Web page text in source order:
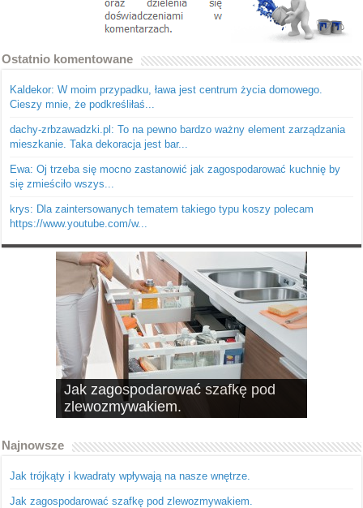
Ostatnio komentowane
Kaldekor: W moim przypadku, ława jest centrum życia domowego.
Cieszy mnie, że podkreśliłaś...
dachy-zrbzawadzki.pl: To na pewno bardzo ważny element zarządzania
mieszkanie. Taka dekoracja jest bar...
Ewa: Oj trzeba się mocno zastanowić jak zagospodarować kuchnię by
się zmieściło wszys...
krys: Dla zaintersowanych tematem takiego typu koszy polecam
https://www.youtube.com/w...
Jak zagospodarować szafkę pod
zlewozmywakiem.
10 pomysłów na schowki, czyli
dobrze wykorzystana przestrzeń
Najnowsze
Jak trójkąty i kwadraty wpływają na nasze wnętrze.
Jak zagospodarować szafkę pod zlewozmywakiem.